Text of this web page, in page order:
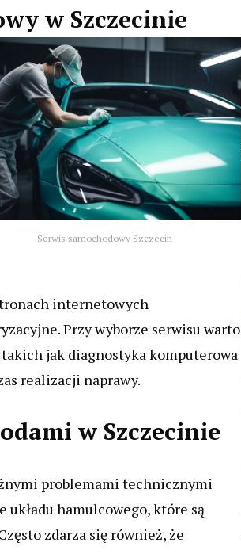
w Szczecinie
Serwis samochodowy Szczecin
internetowych
Przy wyborze serwisu warto
jak diagnostyka komputerowa
realizacji naprawy.
w Szczecinie
problemami technicznymi
hamulcowego, które są
zdarza się również, że